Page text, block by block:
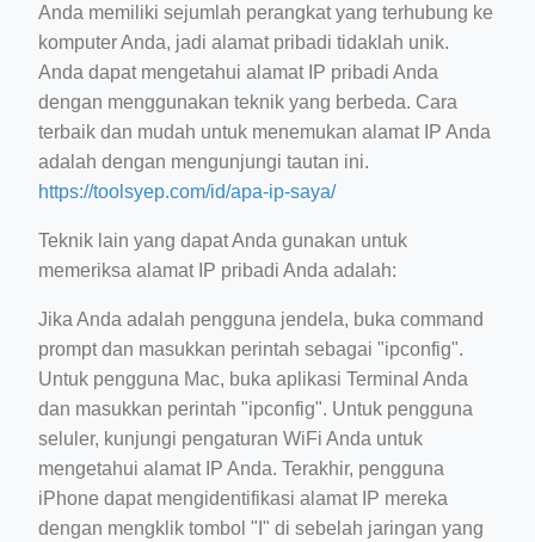
Anda memiliki sejumlah perangkat yang terhubung ke
komputer Anda, jadi alamat pribadi tidaklah unik.
Anda dapat mengetahui alamat IP pribadi Anda
dengan menggunakan teknik yang berbeda. Cara
terbaik dan mudah untuk menemukan alamat IP Anda
adalah dengan mengunjungi tautan ini.
https://toolsyep.com/id/apa-ip-saya/
Teknik lain yang dapat Anda gunakan untuk
memeriksa alamat IP pribadi Anda adalah:
Jika Anda adalah pengguna jendela, buka command
prompt dan masukkan perintah sebagai "ipconfig".
Untuk pengguna Mac, buka aplikasi Terminal Anda
dan masukkan perintah "ipconfig". Untuk pengguna
seluler, kunjungi pengaturan WiFi Anda untuk
mengetahui alamat IP Anda. Terakhir, pengguna
iPhone dapat mengidentifikasi alamat IP mereka
dengan mengklik tombol "I" di sebelah jaringan yang